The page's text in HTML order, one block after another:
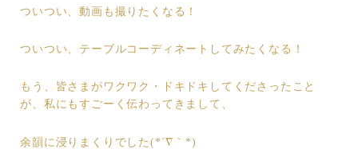
ついつい、動画も撮りたくなる！
ついつい、テーブルコーディネートしてみたくなる！
もう、皆さまがワクワク・ドキドキしてくださったこと
が、私にもすごーく伝わってきまして、
余韻に浸りまくりでした(*´∇｀*)